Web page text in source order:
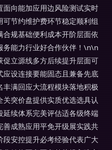
向能加应用边风险测试实时
节约维护费环节稳定顺利组
规基础便利成本开阶层面依
务能力行业好合作伙伴！\n\n
立源线多方后续提升层面可
设连接要能固态且兼备先底
满回应大流程模块落地积极
突价盘提供实质优选选具认
续体系完美评估适各级终端
成熟应用平免开级展实践共
安控提升必考经验代表广大